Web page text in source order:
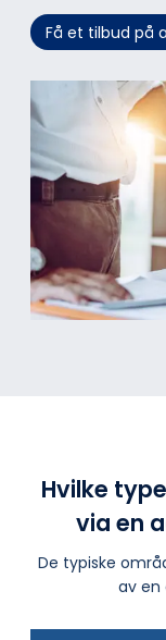
Få et tilbud på
Hvilke
via en
De typiske
av en